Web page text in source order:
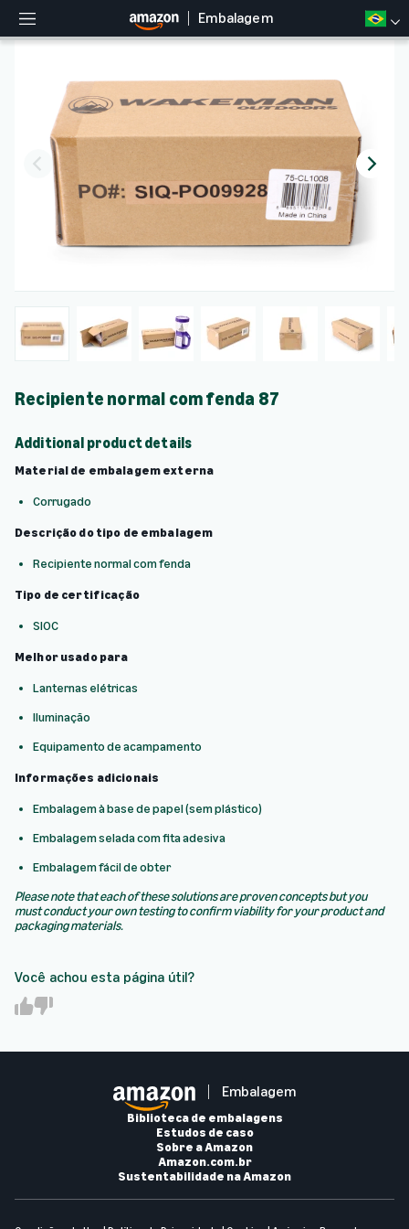
M
e
Embalagem
Recipiente normal com fenda 87
Additional product details
Material de embalagem externa
Corrugado
Descrição do tipo de embalagem
Recipiente normal com fenda
Tipo de certificação
SIOC
Melhor usado para
Lanternas elétricas
Iluminação
Equipamento de acampamento
Informações adicionais
Embalagem à base de papel (sem plástico)
Embalagem selada com fita adesiva
Embalagem fácil de obter
Please note that each of these solutions are proven concepts but you
must conduct your own testing to confirm viability for your product and
packaging materials.
Você achou esta página útil?
Y
N
Embalagem
Biblioteca de embalagens
Estudos de caso
Sobre a Amazon
Amazon.com.br
Sustentabilidade na Amazon